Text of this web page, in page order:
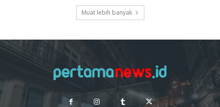
Muat lebih banyak